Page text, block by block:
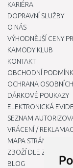
KARIÉRA
DOPRAVNÍ SLUŽBY
O NÁS
VÝHODNĚJŠÍ CENY
KAMODY KLUB
KONTAKT
OBCHODNÍ
OCHRANA
DÁRKOVÉ POUKAZY
ELEKTRONICKÁ
SEZNAM
VRÁCENÍ /
MAPA STRÁNKY
ZBOŽÍ DLE ZNAČEK
BLOG